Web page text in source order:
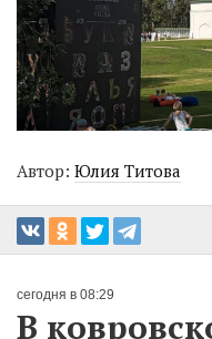
Автор: Юлия Титова
сегодня в 08:29
В